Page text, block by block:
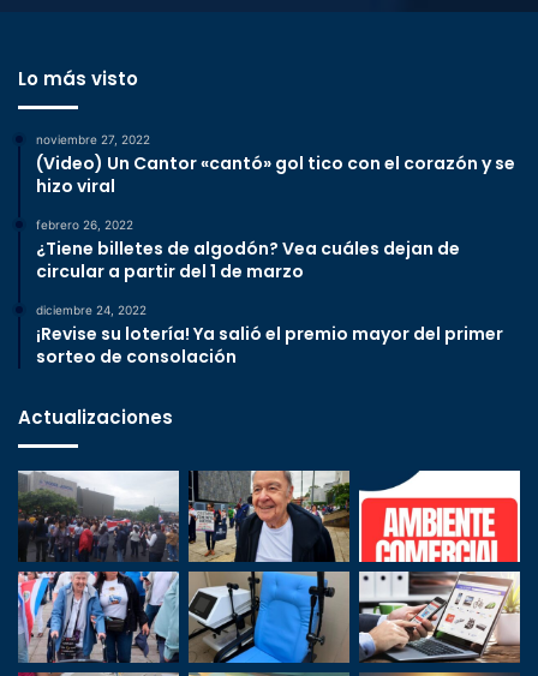
Lo más visto
noviembre 27, 2022
(Video) Un Cantor «cantó» gol tico con el corazón y se
hizo viral
febrero 26, 2022
¿Tiene billetes de algodón? Vea cuáles dejan de
circular a partir del 1 de marzo
diciembre 24, 2022
¡Revise su lotería! Ya salió el premio mayor del primer
sorteo de consolación
Actualizaciones